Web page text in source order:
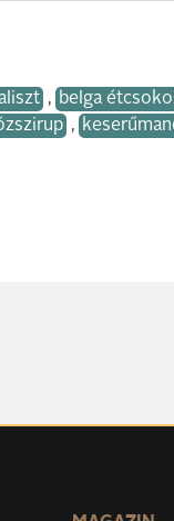
, belga
,